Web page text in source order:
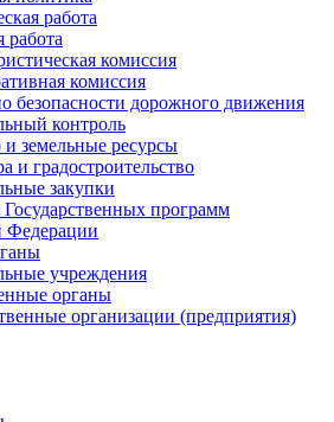
работа
работа
комиссия
комиссия
безопасности дорожного движения
контроль
земельные ресурсы
и градостроительство
закупки
Государственных программ
Федерации
учреждения
органы
организации (предприятия)